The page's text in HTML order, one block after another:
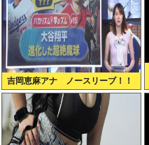
吉岡恵麻アナ ノースリーブ！！